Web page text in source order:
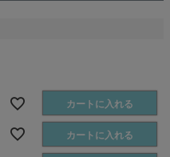
カートに入れる
カートに入れる